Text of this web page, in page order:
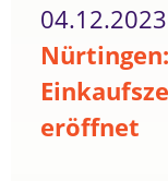
04.12.2023
eröffnet